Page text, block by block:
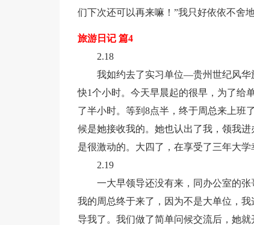
们下次还可以再来嘛！”我只好依依不舍
旅游日记 篇4
2.18
我如约去了实习单位—贵州世纪风华
快1个小时。今天早晨起的很早，为了给
了半小时。等到8点半，终于周总来上班
候是她接收我的。她也认出了我，领我
是很激动的。大四了，在享受了三年大
2.19
一大早领导还没有来，同办公室的
我的周总终于来了，因为不是大单位，
导我了。我们做了简单问候交流后，她